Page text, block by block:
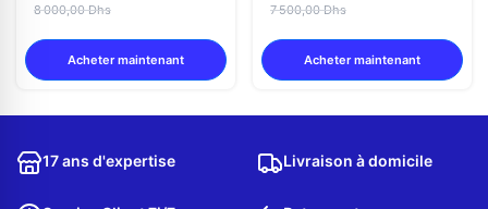
8 000,00 Dhs
Acheter maintenant
7 500,00 Dhs
Acheter maintenant
17 ans d'expertise Livraison à domicile